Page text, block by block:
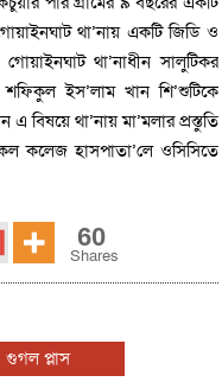
থা’নায় একটি জিডি ও
থা’নাধীন সালুটিকর
শফিকুল ইস’লাম খান শি’শুটিকে
এ বিষয়ে থা’নায় মা’মলার প্রস্তুতি
কলেজ হাসপাতা’লে ওসিসিতে
60
Shares
গুগল প্লাস